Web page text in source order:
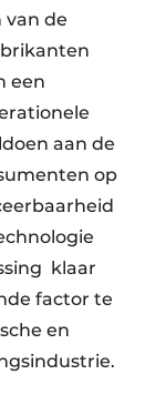
de
een
aan de
op
klaar
factor te
en